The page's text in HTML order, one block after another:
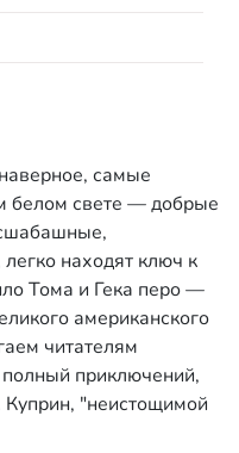
самые
белом свете — добрые
находят ключ к
Тома и Гека перо —
американского
читателям
приключений,
Куприн, "неистощимой